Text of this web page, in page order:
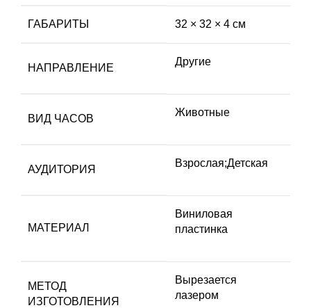
ГАБАРИТЫ 32 × 32 × 4 см
НАПРАВЛЕНИЕ
Другие
ВИД ЧАСОВ
Животные
АУДИТОРИЯ
Взрослая;Детская
МАТЕРИАЛ
Виниловая
пластинка
МЕТОД
ИЗГОТОВЛЕНИЯ
Вырезается
лазером